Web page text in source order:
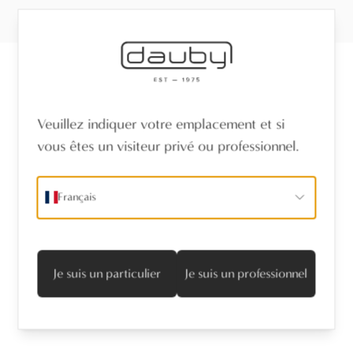
Nom*
Adresse mail*
S’abonner
Veuillez indiquer votre emplacement et si
vous êtes un visiteur privé ou professionnel.
Français
Je suis un particulier Je suis un professionnel